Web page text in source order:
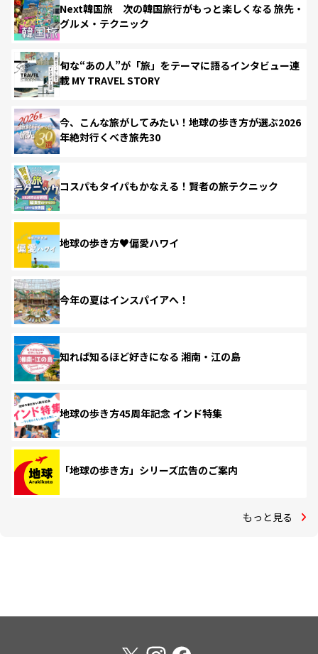
Next韓国旅 次の韓国旅行がもっと楽しくなる 旅先・
グルメ・テクニック
旬な“あの人”が「旅」をテーマに語るインタビュー連
載 MY TRAVEL STORY
今、こんな旅がしてみたい！地球の歩き方が選ぶ2026
年絶対行くべき旅先30
コスパもタイパもかなえる！賢者の旅テクニック
地球の歩き方♥偏愛ハワイ
今年の夏はインスパイアへ！
知れば知るほど好きになる 湘南・江の島
地球の歩き方45周年記念 インド特集
「地球の歩き方」シリーズ広告のご案内
もっと見る